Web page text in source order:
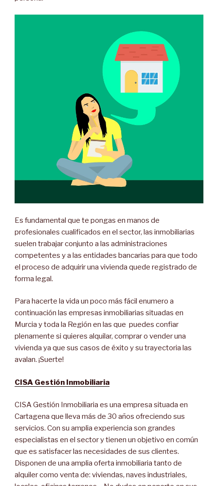
Es fundamental que te pongas en manos de
profesionales cualificados en el sector, las inmobiliarias
suelen trabajar conjunto a las administraciones
competentes y a las entidades bancarias para que todo
el proceso de adquirir una vivienda quede registrado de
forma legal.
Para hacerte la vida un poco más fácil enumero a
continuación las empresas inmobiliarias situadas en
Murcia y toda la Región en las que puedes confiar
plenamente si quieres alquilar, comprar o vender una
vivienda ya que sus casos de éxito y su trayectoria las
avalan. ¡Suerte!
CISA Gestión Inmobiliaria
CISA Gestión Inmobiliaria es una empresa situada en
Cartagena que lleva más de 30 años ofreciendo sus
servicios. Con su amplia experiencia son grandes
especialistas en el sector y tienen un objetivo en común
que es satisfacer las necesidades de sus clientes.
Disponen de una amplia oferta inmobiliaria tanto de
alquiler como venta de: viviendas, naves industriales,